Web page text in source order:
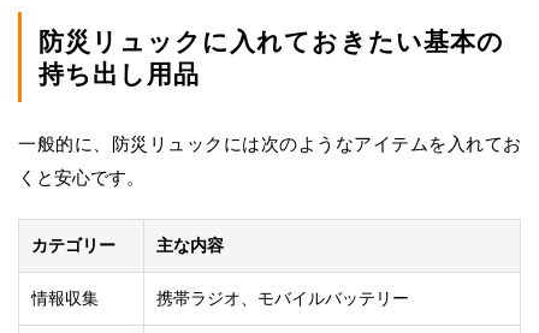
防災リュックに入れておきたい基本の
持ち出し用品
一般的に、防災リュックには次のようなアイテムを入れてお
くと安心です。
カテゴリー 主な内容
情報収集 携帯ラジオ、モバイルバッテリー